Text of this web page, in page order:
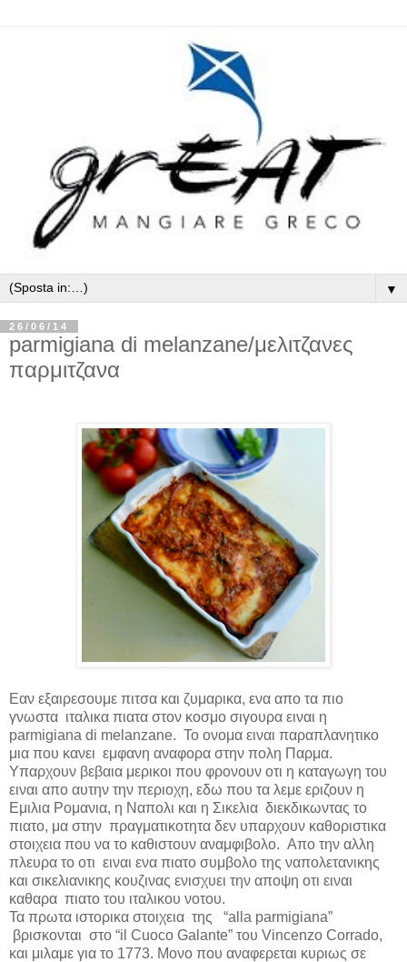
▼
26/06/14
parmigiana di melanzane/μελιτζανες
παρμιτζανα
Εαν εξαιρεσουμε πιτσα και ζυμαρικα, ενα απο τα πιο
γνωστα ιταλικα πιατα στον κοσμο σιγουρα ειναι η
parmigiana di melanzane. Το ονομα ειναι παραπλανητικο
μια που κανει εμφανη αναφορα στην πολη Παρμα.
Υπαρχουν βεβαια μερικοι που φρονουν οτι η καταγωγη του
ειναι απο αυτην την περιοχη, εδω που τα λεμε εριζουν η
Εμιλια Ρομανια, η Ναπολι και η Σικελια διεκδικωντας το
πιατο, μα στην πραγματικοτητα δεν υπαρχουν καθοριστικα
στοιχεια που να το καθιστουν αναμφιβολο. Απο την αλλη
πλευρα το οτι ειναι ενα πιατο συμβολο της ναπολετανικης
και σικελιανικης κουζινας ενισχυει την αποψη οτι ειναι
καθαρα πιατο του ιταλικου νοτου.
Τα πρωτα ιστορικα στοιχεια της “alla parmigiana”
βρισκονται στο “il Cuoco Galante” του Vincenzo Corrado,
και μιλαμε για το 1773. Μονο που αναφερεται κυριως σε